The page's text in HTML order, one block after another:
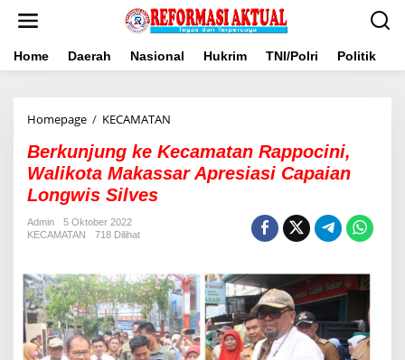
Home Daerah Nasional Hukrim TNI/Polri Politik
Homepage / KECAMATAN
Kecamatan
Rappocini,
Walikota
Berkunjung ke Kecamatan Rappocini,
Walikota Makassar Apresiasi Capaian
Longwis Silves
Admin
5 Oktober 2022
KECAMATAN
718 Dilihat